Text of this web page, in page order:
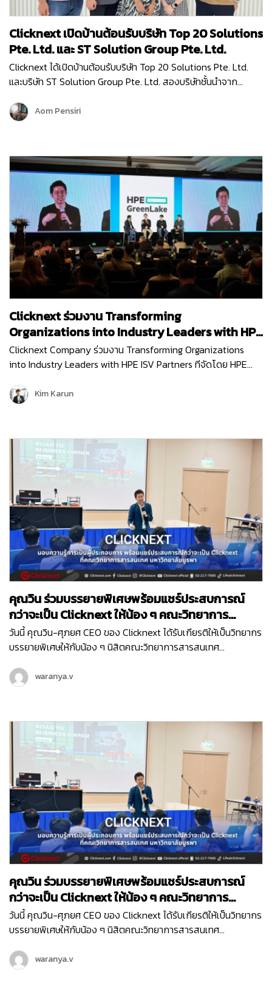
Clicknext เปิดบ้านต้อนรับบริษัท Top 20 Solutions
Pte. Ltd. และ ST Solution Group Pte. Ltd.
Clicknext ได้เปิดบ้านต้อนรับบริษัท Top 20 Solutions Pte. Ltd.
และบริษัท ST Solution Group Pte. Ltd. สองบริษัทชั้นนำจาก
เยี่ยมครั้งนี้ก็เพื่อมาพูดคุยแลกเปลี่ยนข้อมูล…
Aom Pensiri
Clicknext ร่วมงาน Transforming
Organizations into Industry Leaders with HPE
ISV Partners
Clicknext Company ร่วมงาน Transforming Organizations
into Industry Leaders with HPE ISV Partners ทีจัดโดย HPE
อัปเดตนวัตกรรมใหม่ๆ การนำเทคโนโลยีด้าน…
Kim Karun
คุณวิน ร่วมบรรยายพิเศษพร้อมแชร์ประสบการณ์
กว่าจะเป็น Clicknext ให้น้อง ๆ คณะวิทยาการ
สารสนเทศ ม.บูรพา
วันนี้ คุณวิน-ศุภยศ CEO ของ Clicknext ได้รับเกียรติให้เป็นวิทยากร
บรรยายพิเศษให้กับน้อง ๆ นิสิตคณะวิทยาการสารสนเทศ
Newly formed ventures, small to medium size growth-
oriented ventures…
waranya.v
คุณวิน ร่วมบรรยายพิเศษพร้อมแชร์ประสบการณ์
กว่าจะเป็น Clicknext ให้น้อง ๆ คณะวิทยาการ
สารสนเทศ ม.บูรพา
วันนี้ คุณวิน-ศุภยศ CEO ของ Clicknext ได้รับเกียรติให้เป็นวิทยากร
บรรยายพิเศษให้กับน้อง ๆ นิสิตคณะวิทยาการสารสนเทศ
Newly formed ventures, small to medium size growth-
oriented ventures and entrepreneurial ventures within
waranya.v